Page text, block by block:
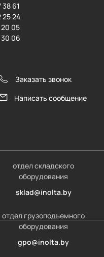
61
25 24
20 05
30 06
Заказать звонок
Написать сообщение
отдел складского
оборудования
sklad@inolta.by
отдел грузоподъемного
оборудования
gpo@inolta.by